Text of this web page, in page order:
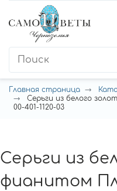
Главная страница
Серьги из белого
00-401-1120-03
Серьги из
фианитом